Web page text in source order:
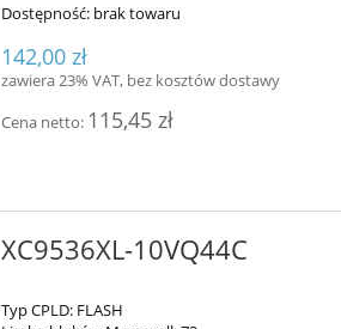
Dostępność: brak towaru
142,00 zł
zawiera 23% VAT, bez kosztów dostawy
Cena netto: 115,45 zł
XC9536XL-10VQ44C
Typ CPLD: FLASH